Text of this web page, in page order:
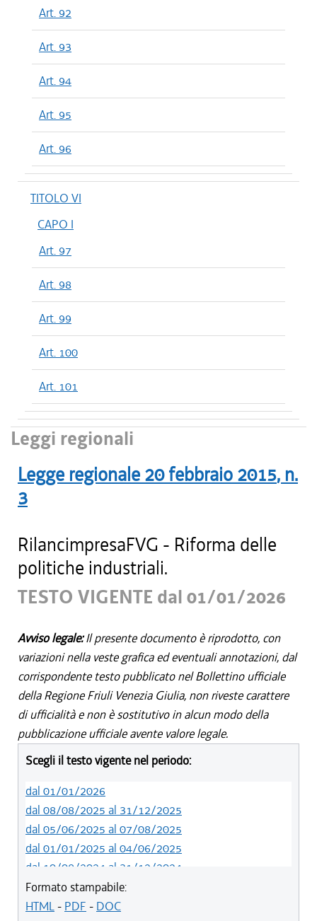
Art. 92
Art. 93
Art. 94
Art. 95
Art. 96
TITOLO VI
CAPO I
Art. 97
Art. 98
Art. 99
Art. 100
Art. 101
Leggi regionali
Legge regionale 20 febbraio 2015, n.
3
RilancimpresaFVG - Riforma delle
politiche industriali.
TESTO VIGENTE dal 01/01/2026
Avviso legale:Il presente documento è riprodotto, con
variazioni nella veste grafica ed eventuali annotazioni, dal
corrispondente testo pubblicato nel Bollettino ufficiale
della Regione Friuli Venezia Giulia, non riveste carattere
di ufficialità e non è sostitutivo in alcun modo della
pubblicazione ufficiale avente valore legale.
Scegli il testo vigente nel periodo:
dal 01/01/2026
dal 08/08/2025 al 31/12/2025
dal 05/06/2025 al 07/08/2025
dal 01/01/2025 al 04/06/2025
dal 10/08/2024 al 31/12/2024
dal 14/05/2024 al 09/08/2024
dal 11/08/2022 al 13/05/2024
Formato stampabile:
HTML- PDF - DOC